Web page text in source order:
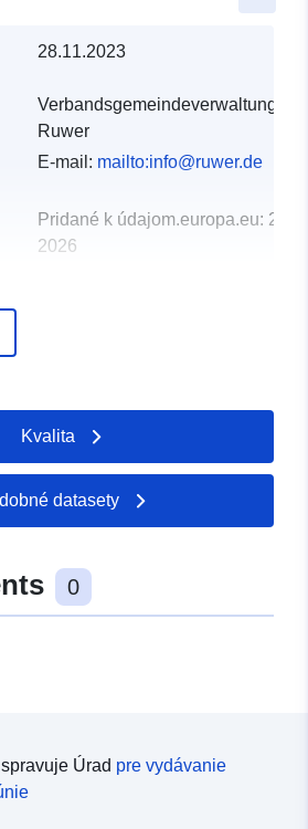
28.11.2023
Verbandsgemeindeverwaltung
Ruwer
E-mail: mailto:info@ruwer.de
Pridané k údajom.europa.eu: 21
2026
], [ 6.7438, 49.7425 ], [
6.7425, 49.7425 ], [ 6.7425,
49.7444 ] ]
Typ: Polygon
66e9-8daa-2c02-2a44d97a1d2b
Kvalita
datasety
0
Úrad pre vydávanie